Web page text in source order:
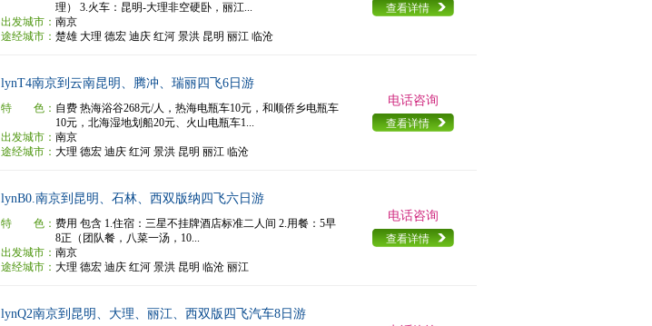
理） 3.火车：昆明-大理非空硬卧，丽江...
出发城市： 南京
途经城市： 楚雄 大理 德宏 迪庆 红河 景洪 昆明 丽江 临沧
查看详情
lynT4南京到云南昆明、腾冲、瑞丽四飞6日游
特 色： 自费 热海浴谷268元/人，热海电瓶车10元，和顺侨乡电瓶车
10元，北海湿地划船20元、火山电瓶车1...
出发城市： 南京
途经城市： 大理 德宏 迪庆 红河 景洪 昆明 丽江 临沧
电话咨询
查看详情
lynB0.南京到昆明、石林、西双版纳四飞六日游
特 色： 费用 包含 1.住宿：三星不挂牌酒店标准二人间 2.用餐：5早
8正（团队餐，八菜一汤，10...
出发城市： 南京
途经城市： 大理 德宏 迪庆 红河 景洪 昆明 临沧 丽江
电话咨询
查看详情
lynQ2南京到昆明、大理、丽江、西双版四飞汽车8日游